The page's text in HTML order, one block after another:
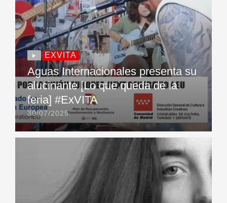
EXVITA
Aguas Internacionales presenta su
alucinante [Lo que queda de la
feria] #ExVITA
30/07/2025